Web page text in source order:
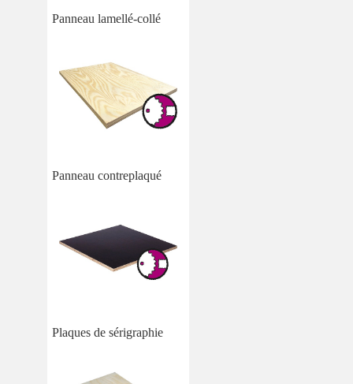
Panneau lamellé-collé
Panneau contreplaqué
Plaques de sérigraphie